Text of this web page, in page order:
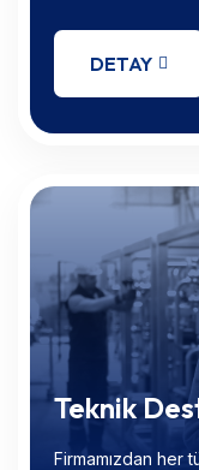
DETAY
Teknik
Firmamızdan her